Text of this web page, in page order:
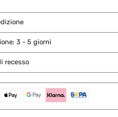
3 - 5 giorni
recesso